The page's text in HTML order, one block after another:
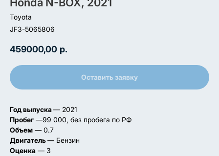
Toyota
JF3-5065806
459000,00 р.
Оставить заявку
Год выпуска— 2021
Пробег —99 000, без пробега по РФ
Объем — 0.7
Двигатель— Бензин
Оценка — 3